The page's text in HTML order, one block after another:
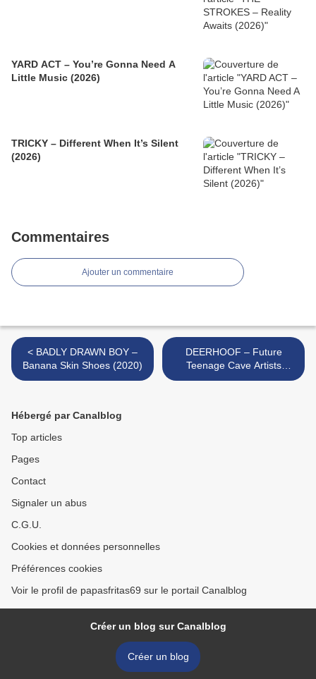
YARD ACT – You’re Gonna Need A
Little Music (2026)
TRICKY – Different When It’s Silent
(2026)
Commentaires
Ajouter un commentaire
< BADLY DRAWN BOY –
Banana Skin Shoes (2020)
DEERHOOF – Future
Teenage Cave Artists
(2020) >
Hébergé par Canalblog
Top articles
Pages
Contact
Signaler un abus
C.G.U.
Cookies et données personnelles
Préférences cookies
Voir le profil de papasfritas69 sur le portail Canalblog
Créer un blog sur Canalblog
Créer un blog